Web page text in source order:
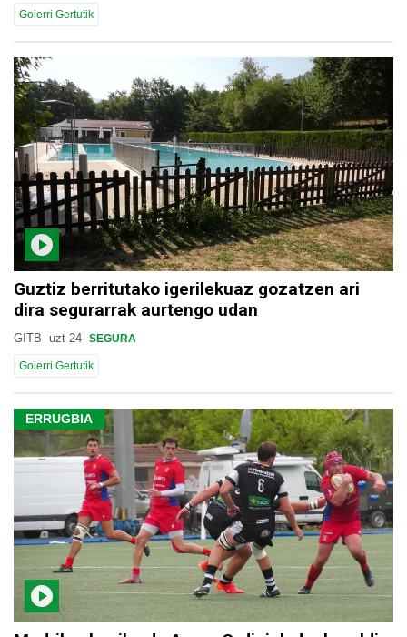
Goierri Gertutik
Guztiz berritutako igerilekuaz gozatzen ari
dira segurarrak aurtengo udan
GITB uzt 24 SEGURA
Goierri Gertutik
ERRUGBIA